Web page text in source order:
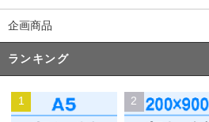
企画商品
ランキング
1 2